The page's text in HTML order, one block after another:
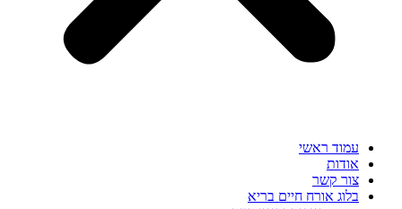
עמוד ראשי
אודות
צור קשר
בלוג אורח חיים בריא